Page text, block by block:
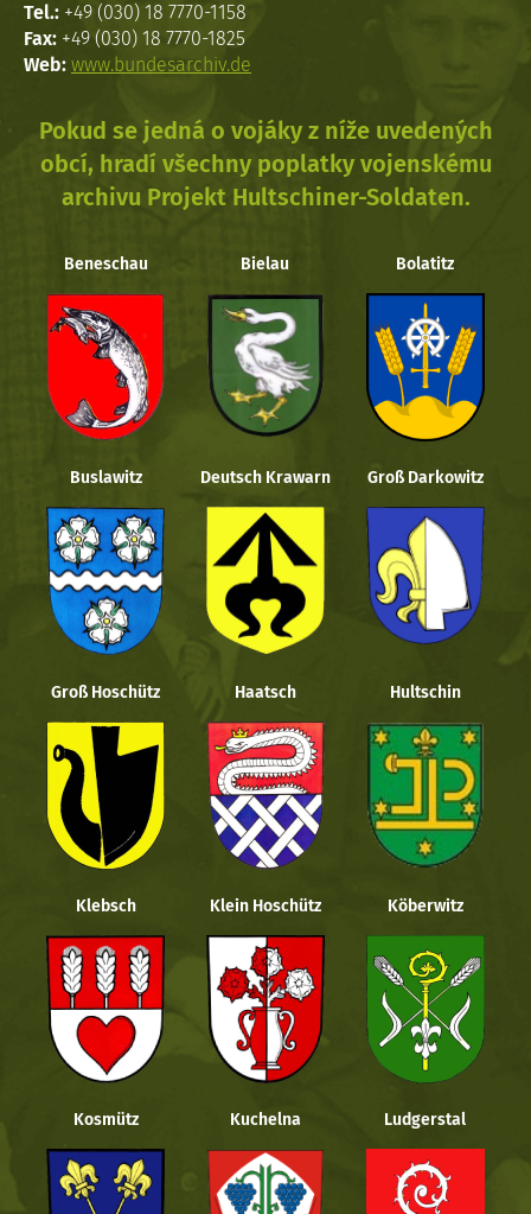
Tel.: +49 (030) 18 7770-1158
Fax: +49 (030) 18 7770-1825
Web: www.bundesarchiv.de
Pokud se jedná o vojáky z níže uvedených
obcí, hradí všechny poplatky vojenskému
archivu Projekt Hultschiner-Soldaten.
Beneschau Bielau Bolatitz
Buslawitz Deutsch Krawarn Groß Darkowitz
Groß Hoschütz Haatsch Hultschin
Klebsch Klein Hoschütz Köberwitz
Kosmütz Kuchelna Ludgerstal